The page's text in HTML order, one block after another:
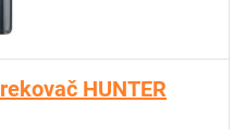
HUNTER